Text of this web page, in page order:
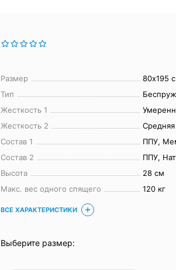
Размер
80х195
Тип
Жесткость 1
Жесткость 2
Средняя
Состав 1
ППУ,
Состав 2
ППУ,
Высота
28 см
Макс. вес одного спящего
120 кг
ВСЕ ХАРАКТЕРИСТИКИ
Выберите размер: